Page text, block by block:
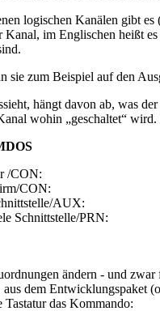
logischen Kanälen gibt
im Englischen heißt
sie zum Beispiel auf den
hängt davon ab, was
wohin „geschaltet“
/CON:
CON:
AUX:
Schnittstelle/PRN:
ändern - und
dem Entwicklungspaket
das Kommando: